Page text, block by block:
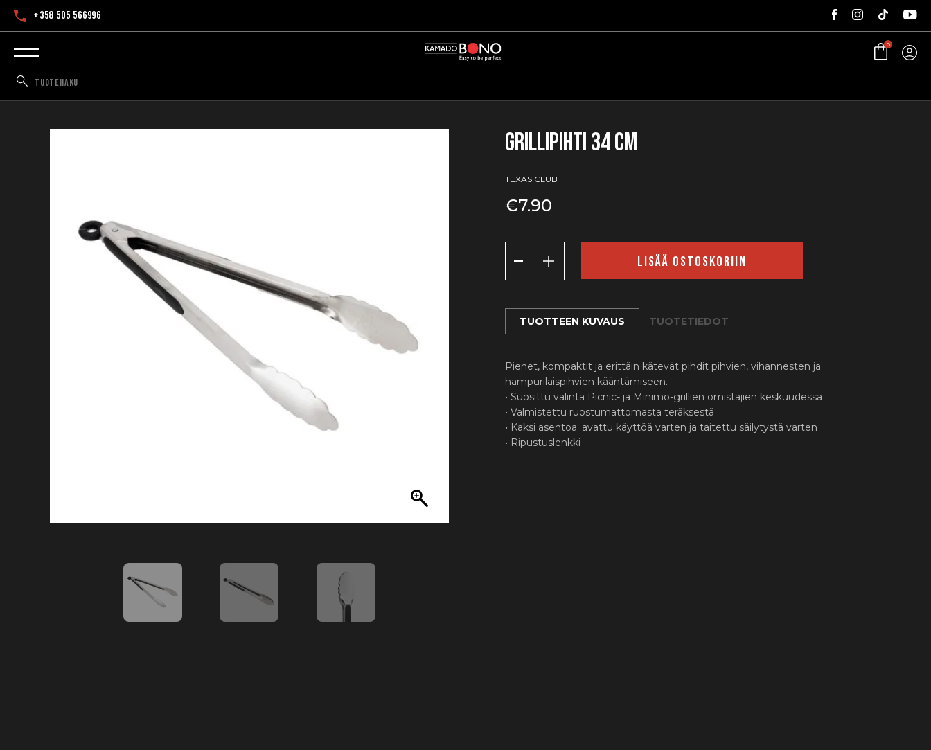
+358 505 566996
0
Grillipihti 34 cm
TEXAS CLUB
€7.90
Grillipihti
34
cm
määrä
LISÄÄ OSTOSKORIIN
TUOTTEEN KUVAUS TUOTETIEDOT
Pienet, kompaktit ja erittäin kätevät pihdit pihvien, vihannesten ja
hampurilaispihvien kääntämiseen.
• Suosittu valinta Picnic- ja Minimo-grillien omistajien keskuudessa
• Valmistettu ruostumattomasta teräksestä
• Kaksi asentoa: avattu käyttöä varten ja taitettu säilytystä varten
• Ripustuslenkki